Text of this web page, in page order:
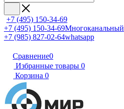
+7 (495) 150-34-69
+7 (495) 150-34-69Многоканальный
+7 (985) 827-02-64whatsapp
Сравнение0
Избранные товары 0
Корзина 0